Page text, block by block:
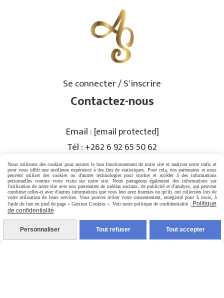
Se connecter / S'inscrire
Contactez-nous
Email : [email protected]
Tél : +262 6 92 65 50 62
PRISE DE RENDEZ-VOUS
Rejoignez-nous
Nous utilisons des cookies pour assurer le bon fonctionnement de notre site et analyser notre trafic et
pour vous offrir une meilleure expérience à des fins de statistiques. Pour cela, nos partenaires et nous
peuvent utiliser des cookies ou d'autres technologies pour stocker et accéder à des informations
personnelles comme votre visite sur notre site. Nous partageons également des informations sur
l'utilisation de notre site avec nos partenaires de médias sociaux, de publicité et d'analyse, qui peuvent
combiner celles-ci avec d'autres informations que vous leur avez fournies ou qu'ils ont collectées lors de
votre utilisation de leurs services. Vous pouvez retirer votre consentement, enregistré pour 6 mois, à
l'aide du lien en pied de page « Gestion Cookies ». Voir notre politique de confidentialité : Politique
de confidentialité
Personnaliser Tout refuser Tout accepter